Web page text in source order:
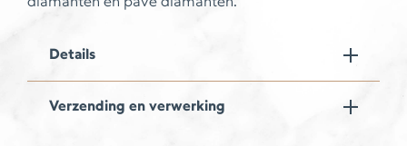
Details
Verzending en verwerking